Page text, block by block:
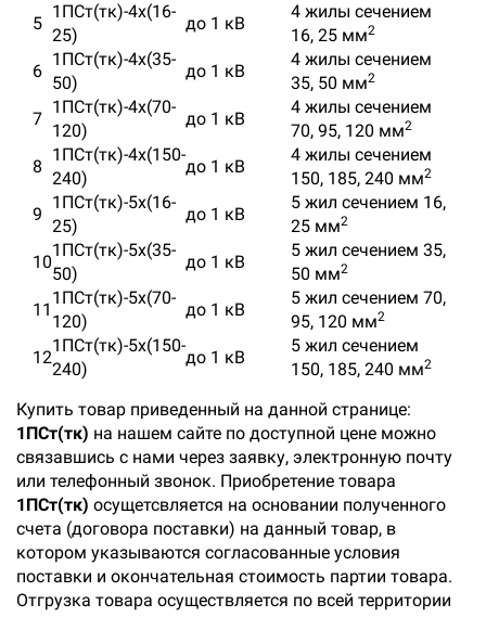
5
1ПСт(тк)-4х(16-
25)
до 1 кВ
4 жилы сечением
16, 25 мм2
6
1ПСт(тк)-4х(35-
50)
до 1 кВ
4 жилы сечением
35, 50 мм2
7
1ПСт(тк)-4х(70-
120)
до 1 кВ
4 жилы сечением
70, 95, 120 мм2
8
1ПСт(тк)-4х(150-
240)
до 1 кВ
4 жилы сечением
150, 185, 240 мм2
9
1ПСт(тк)-5х(16-
25)
до 1 кВ
5 жил сечением 16,
25 мм2
10
1ПСт(тк)-5х(35-
50)
до 1 кВ
5 жил сечением 35,
50 мм2
11
1ПСт(тк)-5х(70-
120)
до 1 кВ
5 жил сечением 70,
95, 120 мм2
12
1ПСт(тк)-5х(150-
240)
до 1 кВ
5 жил сечением
150, 185, 240 мм2
Купить товар приведенный на данной странице:
1ПСт(тк) на нашем сайте по доступной цене можно
связавшись с нами через заявку, электронную почту
или телефонный звонок. Приобретение товара
1ПСт(тк) осущетсвляется на основании полученного
счета (договора поставки) на данный товар, в
котором указываются согласованные условия
поставки и окончательная стоимость партии товара.
Отгрузка товара осуществляется по всей территории